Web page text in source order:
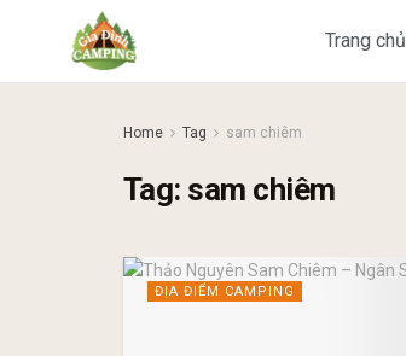
Trang chủ
Home Tag sam chiêm
Tag: sam chiêm
ĐỊA ĐIỂM CAMPING